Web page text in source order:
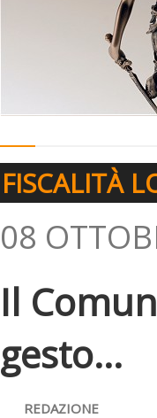
FISCALITÀ
08
Il
gesto...
REDAZIONE